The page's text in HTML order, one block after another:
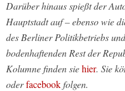
Darüber hinaus spießt der
Hauptstadt auf – ebenso wie
des Berliner Politikbetriebs
bodenhaftenden Rest der
Kolumne finden siehier. Sie
oderfacebookfolgen.